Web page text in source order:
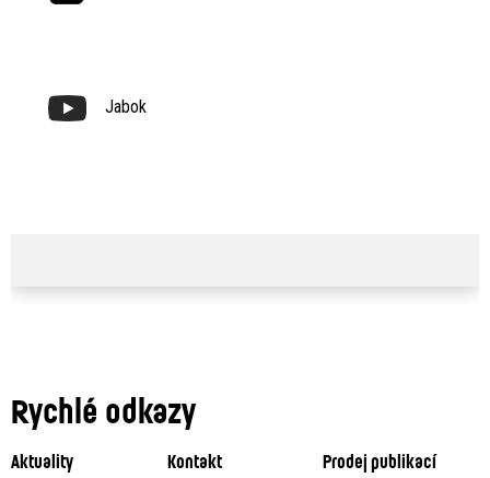
Jabok
Rychlé odkazy
Aktuality Kontakt
Prodej publikací